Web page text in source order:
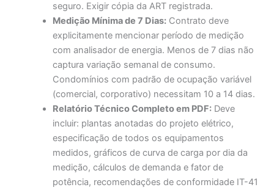
seguro. Exigir cópia da ART registrada.
Medição Mínima de 7 Dias: Contrato deve
explicitamente mencionar período de medição
com analisador de energia. Menos de 7 dias não
captura variação semanal de consumo.
Condomínios com padrão de ocupação variável
(comercial, corporativo) necessitam 10 a 14 dias.
Relatório Técnico Completo em PDF: Deve
incluir: plantas anotadas do projeto elétrico,
especificação de todos os equipamentos
medidos, gráficos de curva de carga por dia da
medição, cálculos de demanda e fator de
potência, recomendações de conformidade IT-41